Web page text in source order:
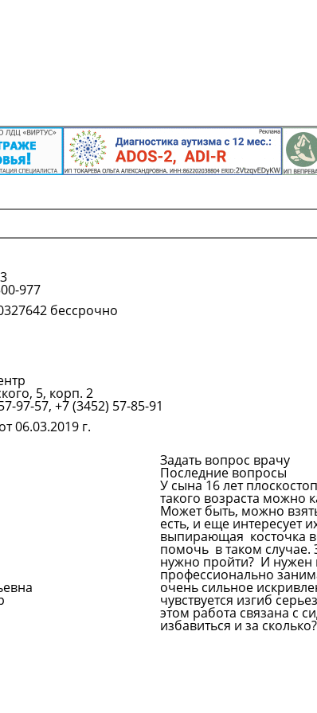
977
бессрочно
5, корп. 2
97-57, +7 (3452) 57-85-91
06.03.2019 г.
Задать вопрос врачу
Последние вопросы
У сына 16 лет
такого возраста можно
Может быть, можно
есть, и еще интересует
выпирающая косточка
помочь в таком случае.
нужно пройти? И нужен
профессионально
очень сильное
чувствуется изгиб
этом работа связана с
избавиться и за сколько?